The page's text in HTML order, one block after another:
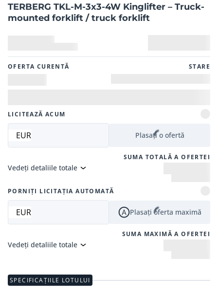
TERBERG TKL-M-3x3-4W Kinglifter – Truck-
mounted forklift / truck forklift
OFERTA CURENTĂ STARE
LICITEAZĂ ACUM
EUR Plasați o ofertă
SUMA TOTALĂ A OFERTEI
Vedeți detaliile totale
PORNIȚI LICITAȚIA AUTOMATĂ
EUR Plasați oferta maximă
SUMA MAXIMĂ A OFERTEI
Vedeți detaliile totale
SPECIFICAȚIILE LOTULUI